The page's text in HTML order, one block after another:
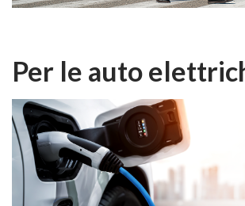
Per le auto